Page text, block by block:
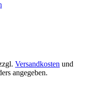
Versandkosten und
angegeben.